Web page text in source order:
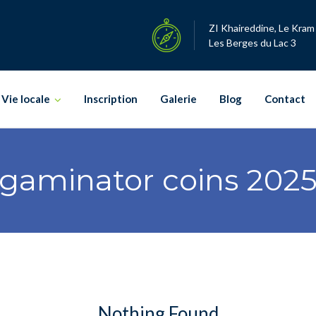
ZI Khaireddine, Le Kram
Les Berges du Lac 3
Vie locale Inscription Galerie Blog Contact
gaminator coins